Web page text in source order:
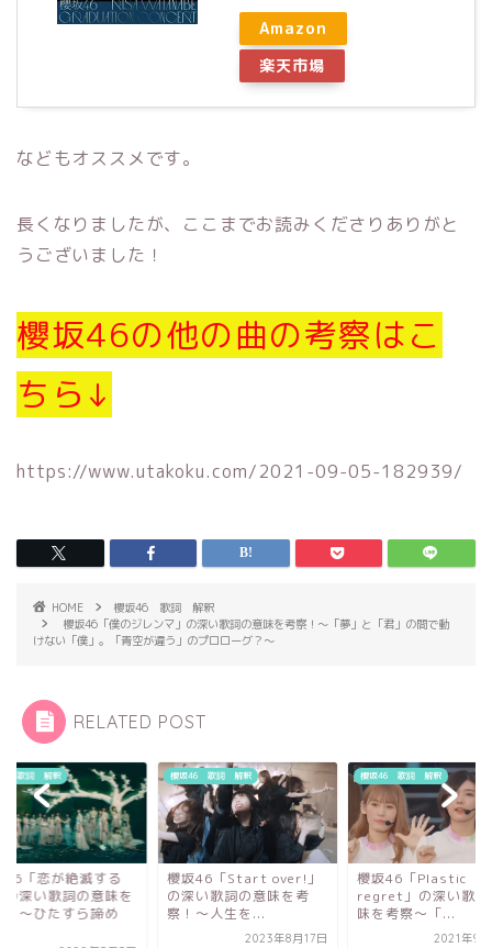
Amazon
楽天市場
などもオススメです。
長くなりましたが、ここまでお読みくださりありがと
うございました！
櫻坂46の他の曲の考察はこ
ちら↓
https://www.utakoku.com/2021-09-05-182939/
HOME
櫻坂46 歌詞 解釈
櫻坂46「僕のジレンマ」の深い歌詞の意味を考察！〜「夢」と「君」の間で動
けない「僕」。「青空が違う」のプロローグ？～
RELATED POST
歌詞 解釈
46「Start over!」
い歌詞の意味を考
〜人生を...
櫻坂46 歌詞 解釈
櫻坂46「Plastic
regret」の深い歌詞の意
味を考察〜「...
2021年9月20日
櫻坂46 歌詞 解釈
櫻坂46「恋が絶滅す
日」の深い歌詞の意
考察！〜ひたすら諦